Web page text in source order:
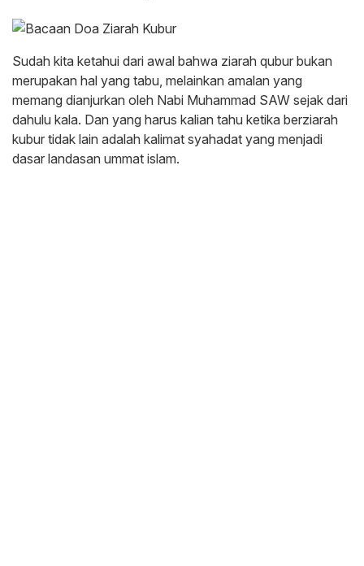
Sudah kita ketahui dari awal bahwa ziarah qubur bukan
merupakan hal yang tabu, melainkan amalan yang
memang dianjurkan oleh Nabi Muhammad SAW sejak dari
dahulu kala. Dan yang harus kalian tahu ketika berziarah
kubur tidak lain adalah kalimat syahadat yang menjadi
dasar landasan ummat islam.